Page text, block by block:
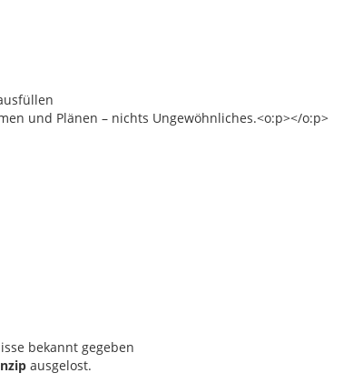
und Plänen – nichts Ungewöhnliches.<o:p></o:p>
bekannt gegeben
ausgelost.